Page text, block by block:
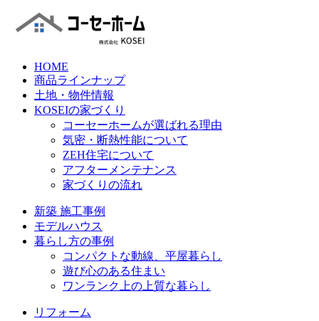
HOME
商品ラインナップ
土地・物件情報
KOSEIの家づくり
コーセーホームが選ばれる理由
気密・断熱性能について
ZEH住宅について
アフターメンテナンス
家づくりの流れ
新築 施工事例
モデルハウス
暮らし方の事例
コンパクトな動線、平屋暮らし
遊び心のある住まい
ワンランク上の上質な暮らし
リフォーム